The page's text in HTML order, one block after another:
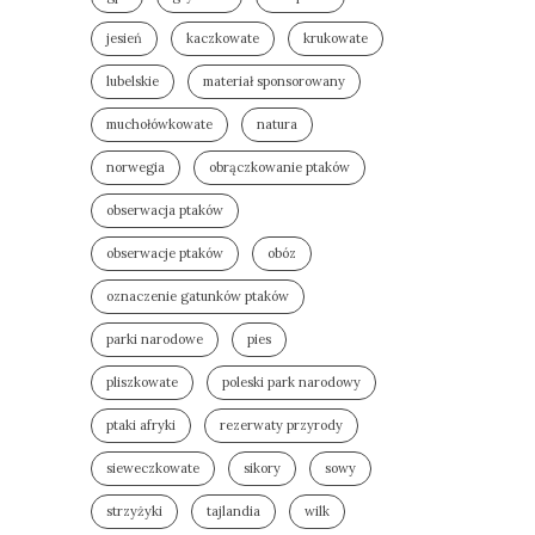
jesień kaczkowate krukowate
lubelskie materiał sponsorowany
muchołówkowate natura
norwegia obrączkowanie ptaków
obserwacja ptaków
obserwacje ptaków obóz
oznaczenie gatunków ptaków
parki narodowe pies
pliszkowate poleski park narodowy
ptaki afryki rezerwaty przyrody
sieweczkowate sikory sowy
strzyżyki tajlandia wilk